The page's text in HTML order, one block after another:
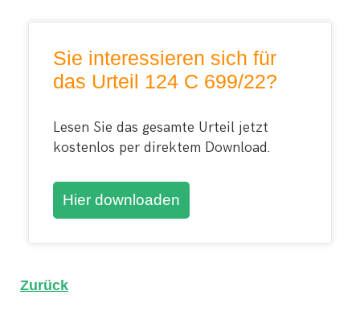
Sie interessieren sich für
das Urteil 124 C 699/22?
Lesen Sie das gesamte Urteil jetzt
kostenlos per direktem Download.
Hier downloaden
Zurück